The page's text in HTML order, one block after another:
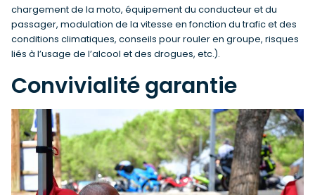
chargement de la moto, équipement du conducteur et du
passager, modulation de la vitesse en fonction du trafic et des
conditions climatiques, conseils pour rouler en groupe, risques
liés à l’usage de l’alcool et des drogues, etc.).
Convivialité garantie